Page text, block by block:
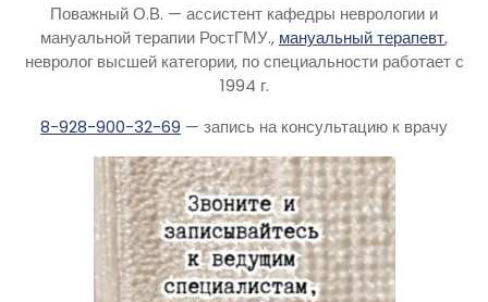
Поважный О.В. — ассистент кафедры неврологии и
мануальной терапии РостГМУ., мануальный терапевт,
невролог высшей категории, по специальности работает с
1994 г.
8-928-900-32-69 — запись на консультацию к врачу